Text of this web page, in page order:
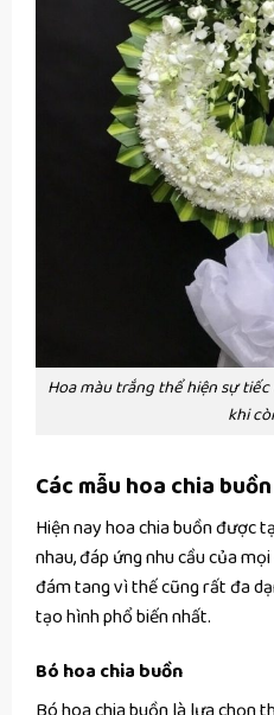
Hoa màu trắng thể hiện sự
khi
Các mẫu hoa chia buồn
Hiện nay hoa chia buồn được
nhau, đáp ứng nhu cầu của
đám tang vì thế cũng rất đa
tạo hình phổ biến nhất.
Bó hoa chia buồn